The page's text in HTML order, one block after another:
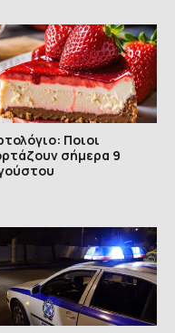
Ποιοι
σήμερα 9